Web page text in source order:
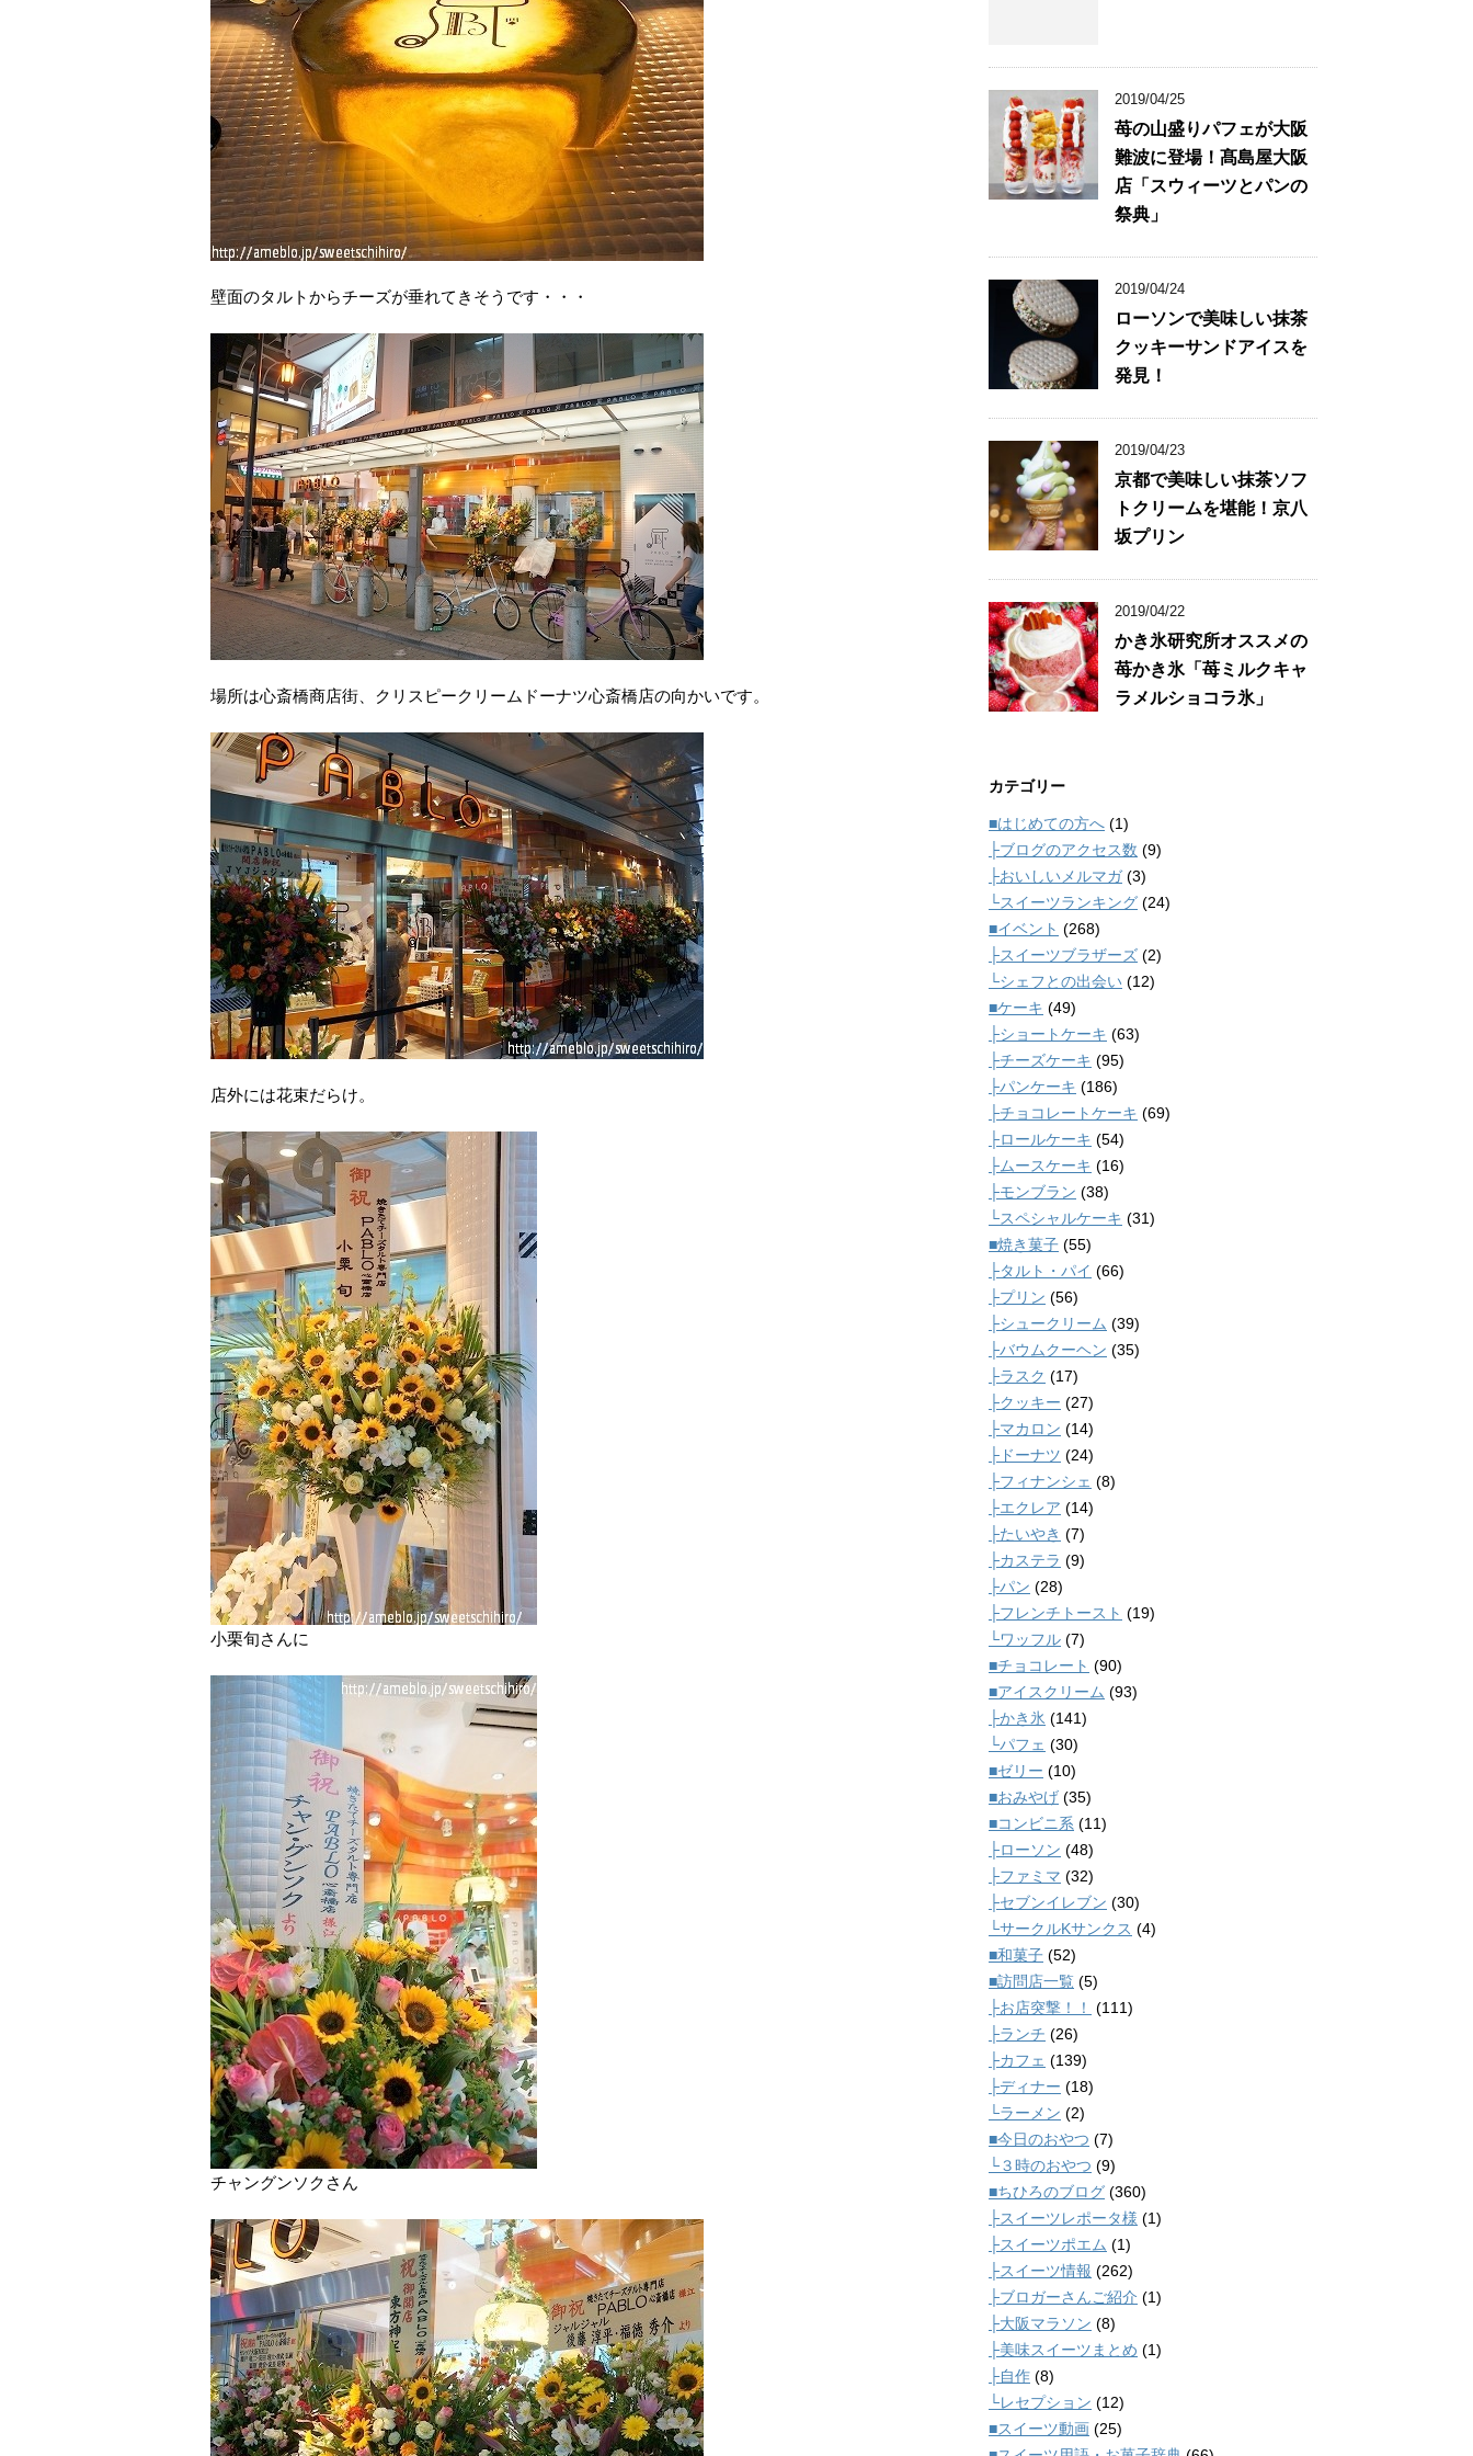
壁面のタルトからチーズが垂れてきそうです・・・
場所は心斎橋商店街、クリスピークリームドーナツ心斎橋店の向かいです。
店外には花束だらけ。
小栗旬さんに
チャングンソクさん
2019/04/25
苺の山盛りパフェが大阪
難波に登場！髙島屋大阪
店「スウィーツとパンの
祭典」
2019/04/24
ローソンで美味しい抹茶
クッキーサンドアイスを
発見！
2019/04/23
京都で美味しい抹茶ソフ
トクリームを堪能！京八
坂プリン
2019/04/22
かき氷研究所オススメの
苺かき氷「苺ミルクキャ
ラメルショコラ氷」
カテゴリー
■はじめての方へ (1)
├ブログのアクセス数 (9)
├おいしいメルマガ(3)
└スイーツランキング (24)
■イベント (268)
├スイーツブラザーズ (2)
└シェフとの出会い (12)
■ケーキ (49)
├ショートケーキ (63)
├チーズケーキ (95)
├パンケーキ (186)
├チョコレートケーキ (69)
├ロールケーキ (54)
├ムースケーキ (16)
├モンブラン (38)
└スペシャルケーキ (31)
■焼き菓子 (55)
├タルト・パイ (66)
├プリン (56)
├シュークリーム (39)
├バウムクーヘン (35)
├ラスク (17)
├クッキー (27)
├マカロン (14)
├ドーナツ (24)
├フィナンシェ (8)
├エクレア (14)
├たいやき (7)
├カステラ (9)
├パン (28)
├フレンチトースト (19)
└ワッフル (7)
■チョコレート (90)
■アイスクリーム (93)
├かき氷 (141)
└パフェ (30)
■ゼリー (10)
■おみやげ (35)
■コンビニ系 (11)
├ローソン (48)
├ファミマ (32)
├セブンイレブン (30)
└サークルKサンクス (4)
■和菓子 (52)
■訪問店一覧 (5)
├お店突撃！！
(111)
├ランチ (26)
├カフェ (139)
├ディナー (18)
└ラーメン (2)
■今日のおやつ (7)
└３時のおやつ (9)
■ちひろのブログ (360)
├スイーツレポータ様 (1)
├スイーツポエム (1)
├スイーツ情報 (262)
├ブロガーさんご紹介 (1)
├大阪マラソン (8)
├美味スイーツまとめ (1)
├自作 (8)
└レセプション (12)
■スイーツ動画 (25)